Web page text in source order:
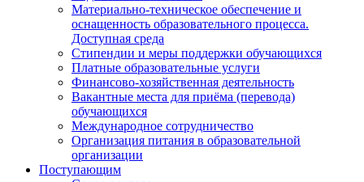
Материально-техническое обеспечение и
оснащенность образовательного процесса.
Доступная среда
Стипендии и меры поддержки обучающихся
Платные образовательные услуги
Финансово-хозяйственная деятельность
Вакантные места для приёма (перевода)
обучающихся
Международное сотрудничество
Организация питания в образовательной
организации
Поступающим